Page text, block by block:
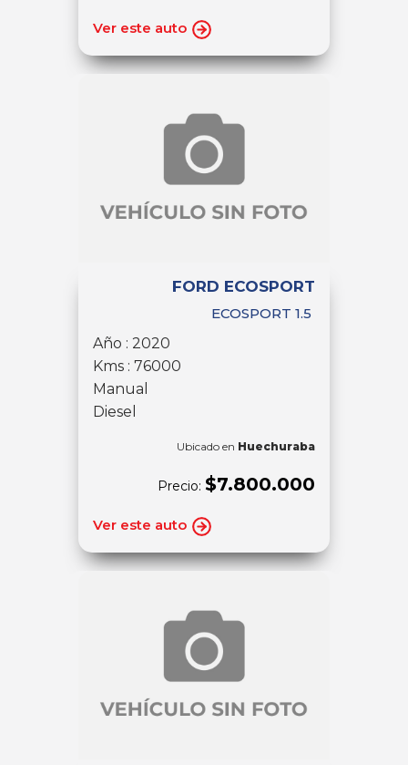
Ver este auto
FORD ECOSPORT
ECOSPORT 1.5
Año : 2020
Kms : 76000
Manual
Diesel
Ubicado en Huechuraba
Precio: $7.800.000
Ver este auto